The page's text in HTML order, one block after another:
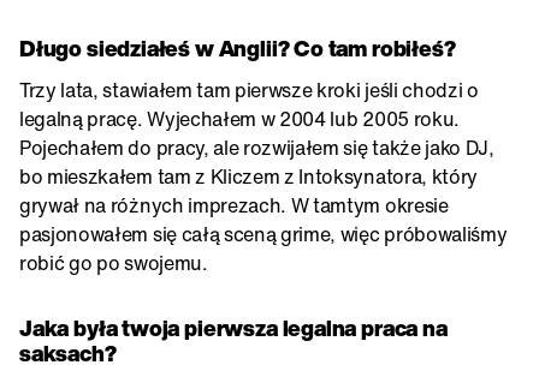
Długo siedziałeś w Anglii? Co tam robiłeś?
Trzy lata, stawiałem tam pierwsze kroki jeśli chodzi o
legalną pracę. Wyjechałem w 2004 lub 2005 roku.
Pojechałem do pracy, ale rozwijałem się także jako DJ,
bo mieszkałem tam z Kliczem z Intoksynatora, który
grywał na różnych imprezach. W tamtym okresie
pasjonowałem się całą sceną grime, więc próbowaliśmy
robić go po swojemu.
Jaka była twoja pierwsza legalna praca na
saksach?